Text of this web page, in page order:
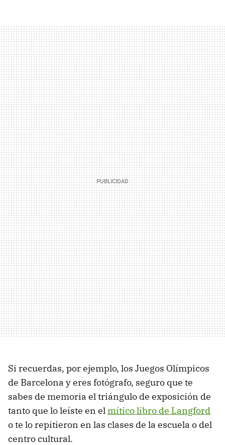
Si recuerdas, por ejemplo, los Juegos Olímpicos
de Barcelona y eres fotógrafo, seguro que te
sabes de memoria el triángulo de exposición de
tanto que lo leíste en elmítico libro de Langford
o te lo repitieron en las clases de la escuela o del
centro cultural.